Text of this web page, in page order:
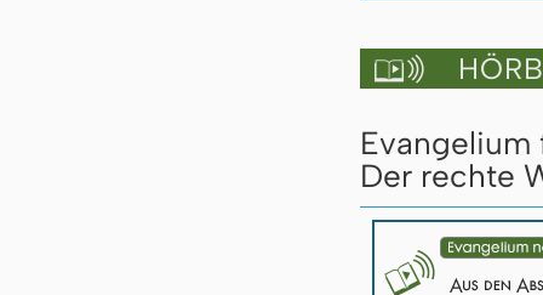

Der rechte